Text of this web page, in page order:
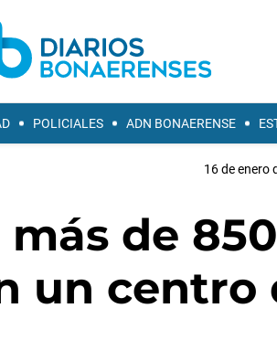
POLICIALES ADN BONAERENSE
16 de enero
de 850
un centro